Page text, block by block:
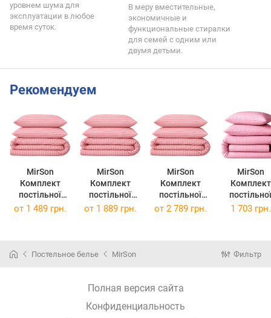
уровнем шума для
эксплуатации в любое
время суток.
В меру вместительные,
экономичные и
функциональные стиралки
для семей с одним или
двумя детьми.
Рекомендуем
MirSon
Комплект
постільної
білизни
Pink Бязь
MirSon
Комплект
постільної
білизни King
MirSon
Комплект
постільної
білизни
MirSon
Комплект
постільної
білизни
17-0607
от 1 489 грн. от 1 889 грн. от 2 789 грн. 1 703 грн.
Постельное белье MirSon Фильтр
Полная версия сайта
Конфиденциальность